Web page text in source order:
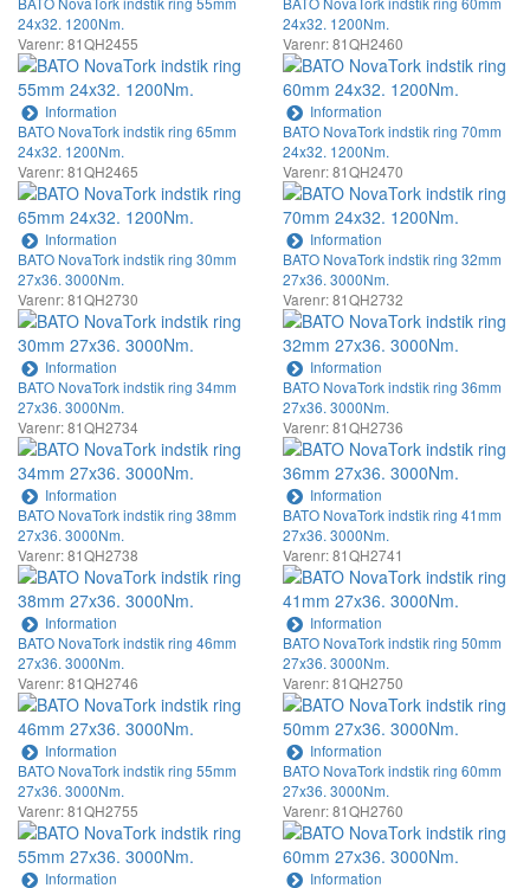
24x32. 1200Nm.
Varenr: 81QH2455
Information
24x32. 1200Nm.
Varenr: 81QH2460
Information
BATO NovaTork indstik ring 65mm
24x32. 1200Nm.
Varenr: 81QH2465
Information
BATO NovaTork indstik ring 70mm
24x32. 1200Nm.
Varenr: 81QH2470
Information
BATO NovaTork indstik ring 30mm
27x36. 3000Nm.
Varenr: 81QH2730
Information
BATO NovaTork indstik ring 32mm
27x36. 3000Nm.
Varenr: 81QH2732
Information
BATO NovaTork indstik ring 34mm
27x36. 3000Nm.
Varenr: 81QH2734
Information
BATO NovaTork indstik ring 36mm
27x36. 3000Nm.
Varenr: 81QH2736
Information
BATO NovaTork indstik ring 38mm
27x36. 3000Nm.
Varenr: 81QH2738
Information
BATO NovaTork indstik ring 41mm
27x36. 3000Nm.
Varenr: 81QH2741
Information
BATO NovaTork indstik ring 46mm
27x36. 3000Nm.
Varenr: 81QH2746
Information
BATO NovaTork indstik ring 50mm
27x36. 3000Nm.
Varenr: 81QH2750
Information
BATO NovaTork indstik ring 55mm
27x36. 3000Nm.
Varenr: 81QH2755
Information
BATO NovaTork indstik ring 60mm
27x36. 3000Nm.
Varenr: 81QH2760
Information